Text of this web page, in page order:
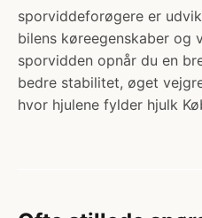
sporviddeforøgere er
bilens køreegenskaber og
sporvidden opnår du en
bedre stabilitet, øget
hvor hjulene fylder hjulk